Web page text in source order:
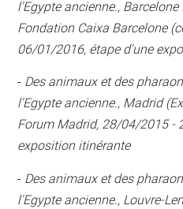
l'Egypte ancienne., Barcelone
Fondation Caixa Barcelone
06/01/2016, étape d'une
- Des animaux et des
l'Egypte ancienne., Madrid
Forum Madrid, 28/04/2015 -
exposition itinérante
- Des animaux et des
l'Egypte ancienne., Louvre-